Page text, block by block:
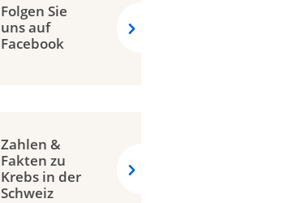
Folgen Sie
uns auf
Facebook
Zahlen &
Fakten zu
Krebs in der
Schweiz